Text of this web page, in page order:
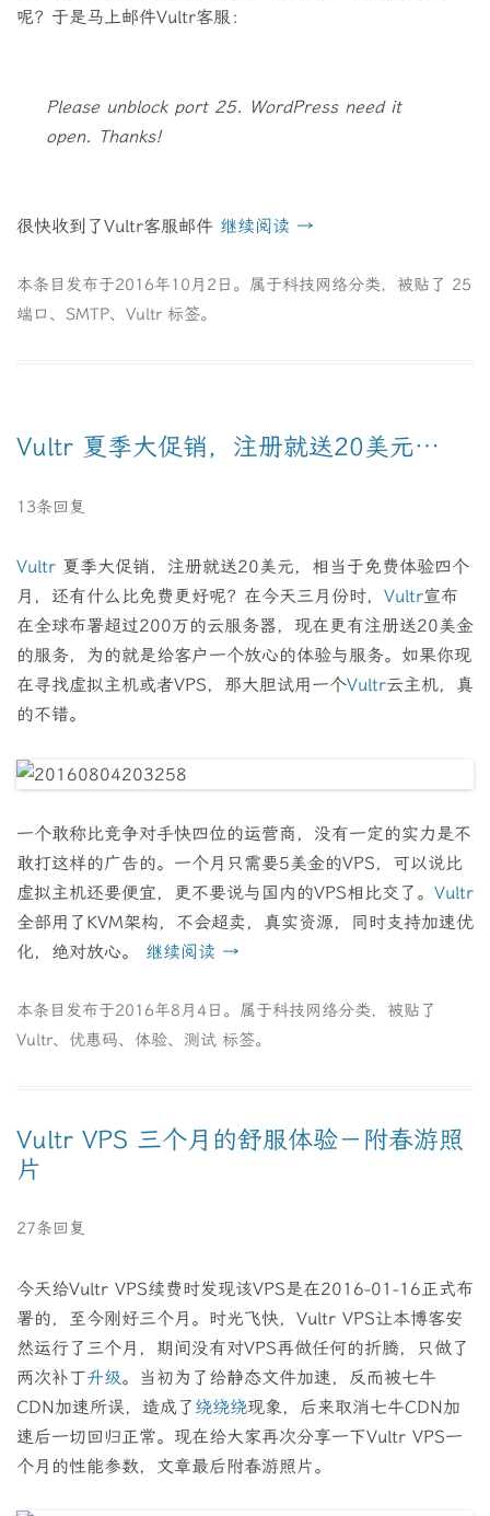
呢？于是马上邮件Vultr客服：
Please unblock port 25. WordPress need it
open. Thanks!
很快收到了Vultr客服邮件 继续阅读 →
本条目发布于2016年10月2日 。属于科技网络分类，被贴了 25
端口 、 SMTP、 Vultr标签。
Vultr 夏季大促销，注册就送20美元…
13条回复
Vultr 夏季大促销，注册就送20美元，相当于免费体验四个
月，还有什么比免费更好呢？在今天三月份时， Vultr宣布
在全球布署超过200万的云服务器，现在更有注册送20美金
的服务，为的就是给客户一个放心的体验与服务。如果你现
在寻找虚拟主机或者VPS，那大胆试用一个Vultr云主机，真
的不错。
一个敢称比竞争对手快四位的运营商，没有一定的实力是不
敢打这样的广告的。一个月只需要5美金的VPS，可以说比
虚拟主机还要便宜，更不要说与国内的VPS相比交了。 Vultr
全部用了KVM架构，不会超卖，真实资源，同时支持加速优
化，绝对放心。 继续阅读 →
本条目发布于2016年8月4日 。属于科技网络分类，被贴了
Vultr、 优惠码、 体验、 测试 标签。
Vultr VPS 三个月的舒服体验－附春游照
片
27条回复
今天给Vultr VPS续费时发现该VPS是在2016-01-16正式布
署的，至今刚好三个月。时光飞快，Vultr VPS让本博客安
然运行了三个月，期间没有对VPS再做任何的折腾，只做了
两次补丁升级。当初为了给静态文件加速，反而被七牛
CDN加速所误，造成了 绕绕绕现象，后来取消七牛CDN加
速后一切回归正常。现在给大家再次分享一下Vultr VPS一
个月的性能参数，文章最后附春游照片。